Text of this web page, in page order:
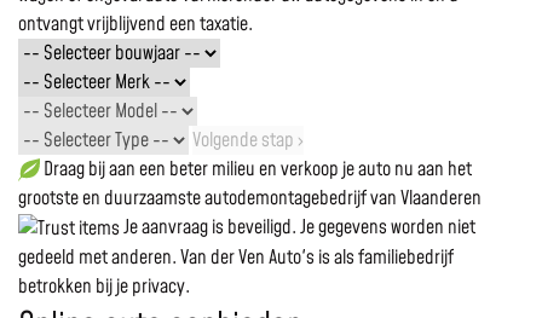
ontvangt vrijblijvend een taxatie.
Volgende stap ›
Draag bij aan een beter milieu en verkoop je auto nu aan het
grootste en duurzaamste autodemontagebedrijf van Vlaanderen
Je aanvraag is beveiligd. Je gegevens worden niet
gedeeld met anderen. Van der Ven Auto's is als familiebedrijf
betrokken bij je privacy.